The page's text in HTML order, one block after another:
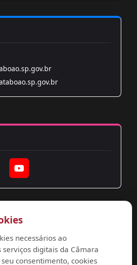
YouTube
notícias
necessários ao
digitais da Câmara
consentimento, cookies